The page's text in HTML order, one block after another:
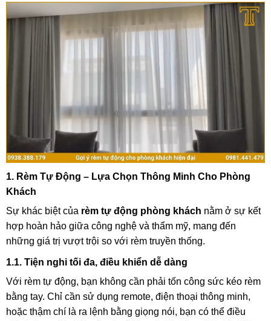
1. Rèm Tự Động – Lựa Chọn Thông Minh Cho Phòng
Khách
Sự khác biệt của rèm tự động phòng khách nằm ở sự kết
hợp hoàn hảo giữa công nghệ và thẩm mỹ, mang đến
những giá trị vượt trội so với rèm truyền thống.
1.1. Tiện nghi tối đa, điều khiển dễ dàng
Với rèm tự động, bạn không cần phải tốn công sức kéo rèm
bằng tay. Chỉ cần sử dụng remote, điện thoại thông minh,
hoặc thậm chí là ra lệnh bằng giọng nói, bạn có thể điều